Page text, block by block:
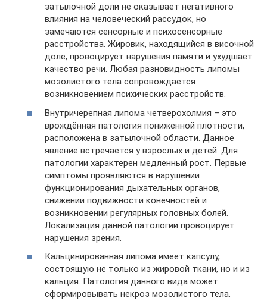
затылочной доли не оказывает негативного
влияния на человеческий рассудок, но
замечаются сенсорные и психосенсорные
расстройства. Жировик, находящийся в височной
доле, провоцирует нарушения памяти и ухудшает
качество речи. Любая разновидность липомы
мозолистого тела сопровождается
возникновением психических расстройств.
Внутричерепная липома четверохолмия – это
врождённая патология пониженной плотности,
расположена в затылочной области. Данное
явление встречается у взрослых и детей. Для
патологии характерен медленный рост. Первые
симптомы проявляются в нарушении
функционирования дыхательных органов,
снижении подвижности конечностей и
возникновении регулярных головных болей.
Локализация данной патологии провоцирует
нарушения зрения.
Кальцинированная липома имеет капсулу,
состоящую не только из жировой ткани, но и из
кальция. Патология данного вида может
сформировывать некроз мозолистого тела.